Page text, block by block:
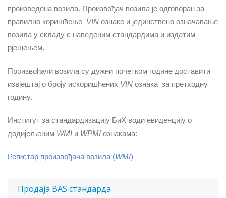
произведена возила. Произвођач возила је одговоран за
правилно коришћење VIN ознаке и јединствено означавање
возила у складу с наведеним стандардима и издатим
рјешењем.
Произвођачи возила су дужни почетком године доставити
извјештај о броју искоришћених VIN ознака за претходну
годину.
Институт за стандардизацију БиХ води евиденцију о
додијељеним WMI и WPMI ознакама:
Регистар произвођача возила (WMI)
Продаја BAS стандарда